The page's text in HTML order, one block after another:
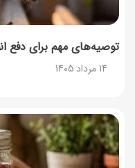
توصیه‌های مهم برای دفع
14 مرداد 1405